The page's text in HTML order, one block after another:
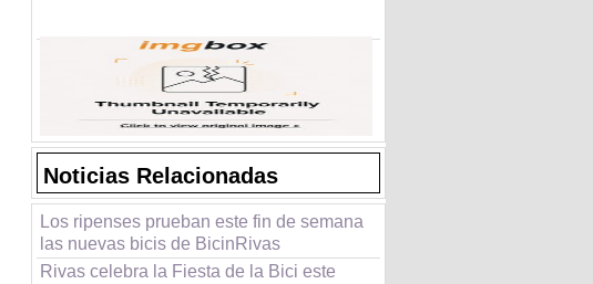
Noticias Relacionadas
Los ripenses prueban este fin de semana
las nuevas bicis de BicinRivas
Rivas celebra la Fiesta de la Bici este